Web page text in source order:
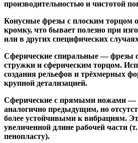
производительностью и чистотой
Конусные фрезы с плоским торцом
кромку, что бывает полезно при
или в других специфических
Сферические спиральные— фрезы
стружки и сферическим торцом.
создания рельефов и трёхмерных
крупной детализацией.
Сферические с прямыми ножами—
аналогично предыдущим, но
более устойчивыми к вибрациям.
увеличенной длине рабочей части
пенопласту).